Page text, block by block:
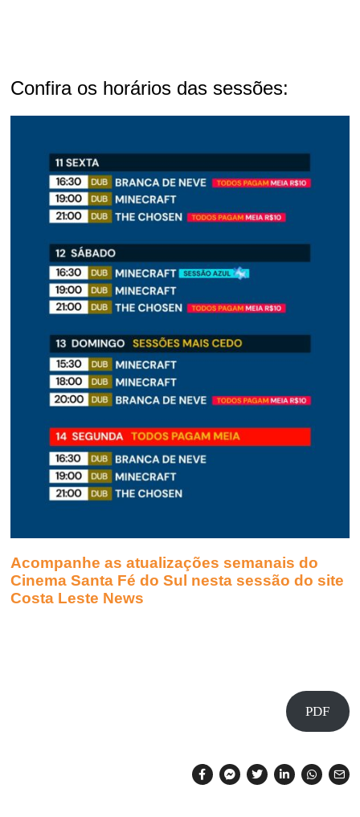
Confira os horários das sessões:
Acompanhe as atualizações semanais do
Cinema Santa Fé do Sul nesta sessão do site
Costa Leste News
PDF